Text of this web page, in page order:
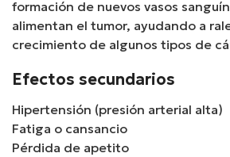
formación de nuevos vasos
alimentan el tumor, ayudando a
crecimiento de algunos tipos de
Efectos secundarios
Hipertensión (presión arterial alta)
Fatiga o cansancio
Pérdida de apetito